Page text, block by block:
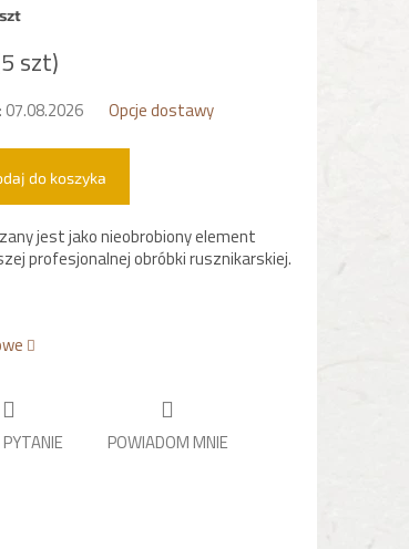
szt)
07.08.2026 Opcje dostawy
do koszyka
jest jako nieobrobiony element
profesjonalnej obróbki rusznikarskiej.
POWIADOM MNIE